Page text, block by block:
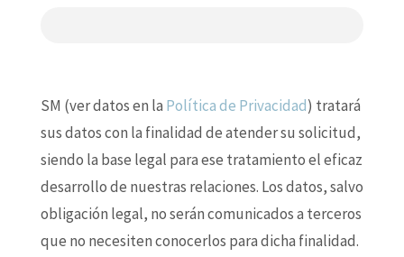
SM (ver datos en la Política de Privacidad) tratará
sus datos con la finalidad de atender su solicitud,
siendo la base legal para ese tratamiento el eficaz
desarrollo de nuestras relaciones. Los datos, salvo
obligación legal, no serán comunicados a terceros
que no necesiten conocerlos para dicha finalidad.